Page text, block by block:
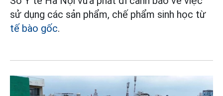
sử dụng các sản phẩm, chế phẩm sinh học từ
tế bào gốc.